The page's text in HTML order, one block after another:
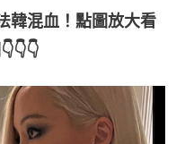
韓混血！點圖放大看